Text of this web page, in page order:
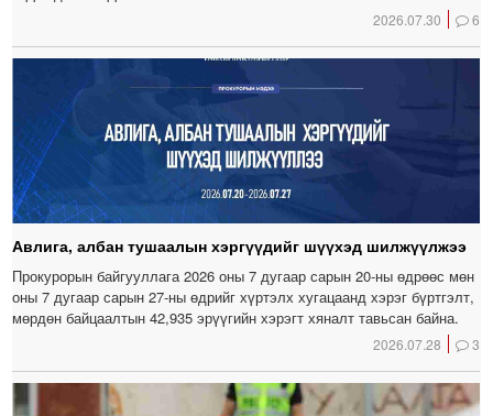
2026.07.30 6
Авлига, албан тушаалын хэргүүдийг шүүхэд шилжүүлжээ
Прокурорын байгууллага 2026 оны 7 дугаар сарын 20-ны өдрөөс мөн
оны 7 дугаар сарын 27-ны өдрийг хүртэлх хугацаанд хэрэг бүртгэлт,
мөрдөн байцаалтын 42,935 эрүүгийн хэрэгт хяналт тавьсан байна.
2026.07.28 3